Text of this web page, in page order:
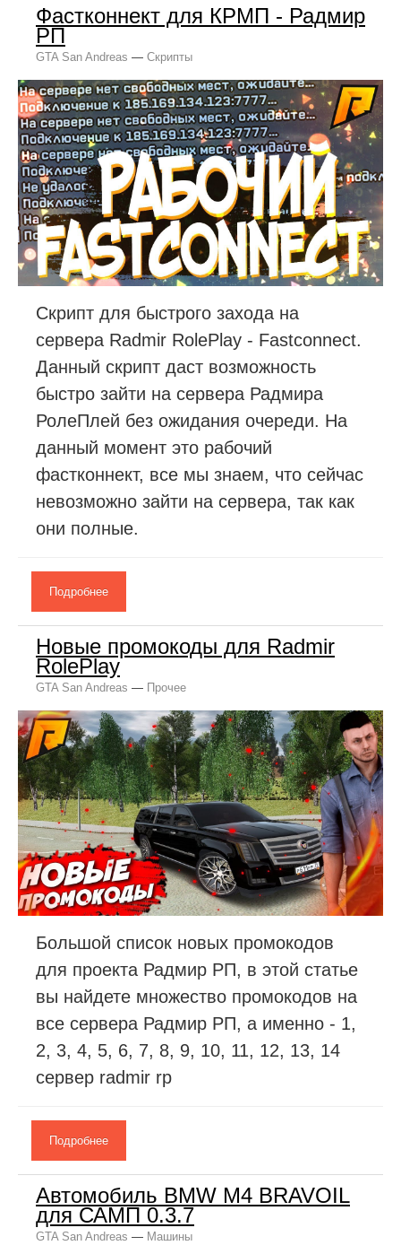
Фастконнект для КРМП - Радмир
РП
GTA San Andreas — Скрипты
Скрипт для быстрого захода на
сервера Radmir RolePlay - Fastconnect.
Данный скрипт даст возможность
быстро зайти на сервера Радмира
РолеПлей без ожидания очереди. На
данный момент это рабочий
фастконнект, все мы знаем, что сейчас
невозможно зайти на сервера, так как
они полные.
Подробнее
Новые промокоды для Radmir
RolePlay
GTA San Andreas — Прочее
Большой список новых промокодов
для проекта Радмир РП, в этой статье
вы найдете множество промокодов на
все сервера Радмир РП, а именно - 1,
2, 3, 4, 5, 6, 7, 8, 9, 10, 11, 12, 13, 14
сервер radmir rp
Подробнее
Автомобиль BMW M4 BRAVOIL
для САМП 0.3.7
GTA San Andreas — Машины